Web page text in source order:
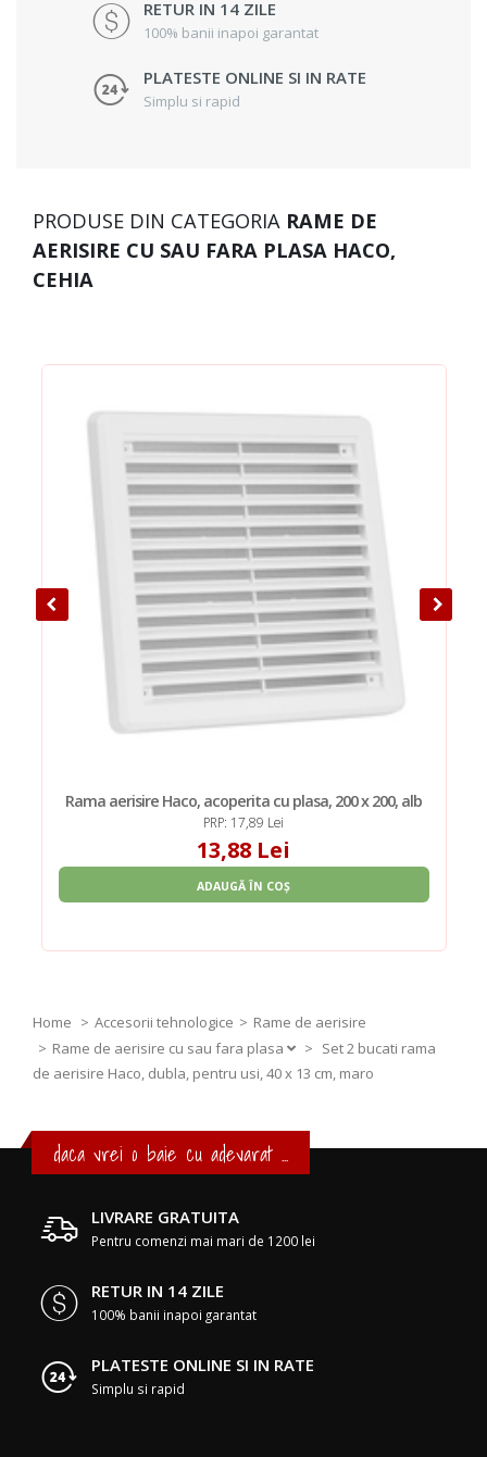
RETUR IN 14 ZILE
100% banii inapoi garantat
PLATESTE ONLINE SI IN RATE
Simplu si rapid
PRODUSE DIN CATEGORIA RAME DE
AERISIRE CU SAU FARA PLASA HACO,
CEHIA
Rama aerisire Haco, acoperita cu plasa, 200 x 200, alb
PRP: 17,89 Lei
13,88 Lei
ADAUGĂ ÎN COȘ
Home Accesorii tehnologice
Rame de aerisire
Rame de aerisire cu sau fara plasa
> Set 2 bucati rama
de aerisire Haco, dubla, pentru usi, 40 x 13 cm, maro
daca vrei o baie cu adevarat ...
LIVRARE GRATUITA
Pentru comenzi mai mari de 1200 lei
RETUR IN 14 ZILE
100% banii inapoi garantat
PLATESTE ONLINE SI IN RATE
Simplu si rapid